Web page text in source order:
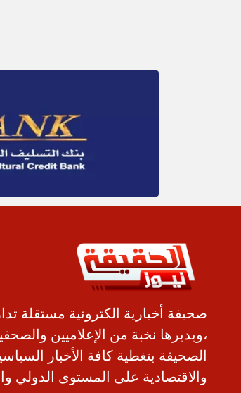
صحيفة أخبارية الكترونية مستقلة
،ويديرها نخبة من الإعلاميين
الصحيفة بتغطية كافة الأخبار
والاقتصادية على المستوى الدولي